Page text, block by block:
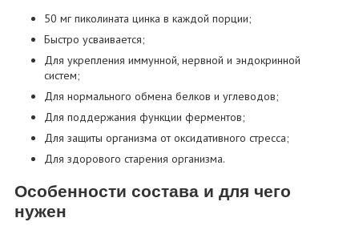
50 мг пиколината цинка в каждой порции;
Быстро усваивается;
Для укрепления иммунной, нервной и эндокринной
систем;
Для нормального обмена белков и углеводов;
Для поддержания функции ферментов;
Для защиты организма от оксидативного стресса;
Для здорового старения организма.
Особенности состава и для чего
нужен